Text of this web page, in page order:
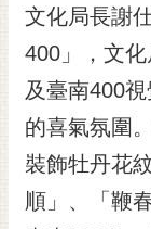
箱
English
日
本
語
隱
文化局長謝
400」，文
及臺南400
的喜氣氛圍
裝飾牡丹花
順」、「鞭